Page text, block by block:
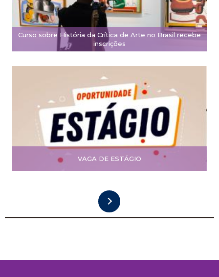
Curso sobre História da Crítica de Arte no Brasil recebe
inscrições
VAGA DE ESTÁGIO